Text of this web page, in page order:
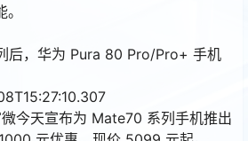
后，华为 Pura 80 Pro/Pro+ 手机
今天宣布为 Mate70 系列手机推出